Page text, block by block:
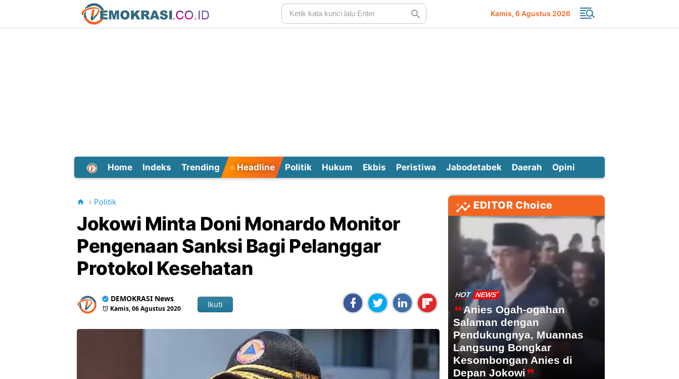
Kamis 6 Agustus 2026
Home Indeks Trending Headline Politik Hukum Ekbis Peristiwa Jabodetabek Daerah Opini
Politik
Jokowi Minta Doni Monardo Monitor
Pengenaan Sanksi Bagi Pelanggar
Protokol Kesehatan
DEMOKRASI News
Kamis, 06 Agustus 2020 Ikuti
EDITOR Choice
HOT NEWS
Anies Ogah-ogahan
Salaman dengan
Pendukungnya, Muannas
Langsung Bongkar
Kesombongan Anies di
Depan Jokowi